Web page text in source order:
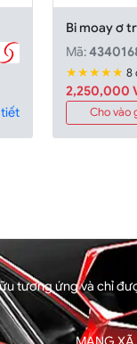
Bi moay ơ
Mã:
★★★★★ 8
2,250,000
Cho vào
tương ứng và chỉ